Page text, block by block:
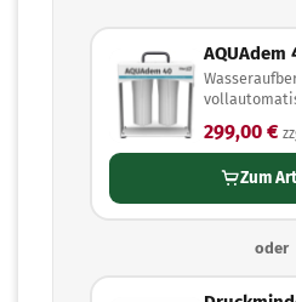
AQUAdem
299,00 €
Zum
oder